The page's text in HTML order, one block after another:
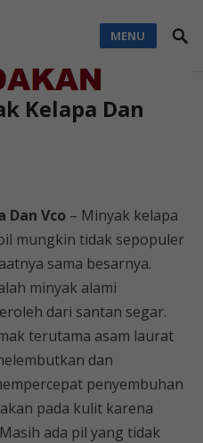
MENU
Kelapa Dan
Dan Vco– Minyak kelapa
mungkin tidak sepopuler
sama besarnya.
minyak alami
dari santan segar.
terutama asam laurat
dan
penyembuhan
pada kulit karena
ada pil yang tidak